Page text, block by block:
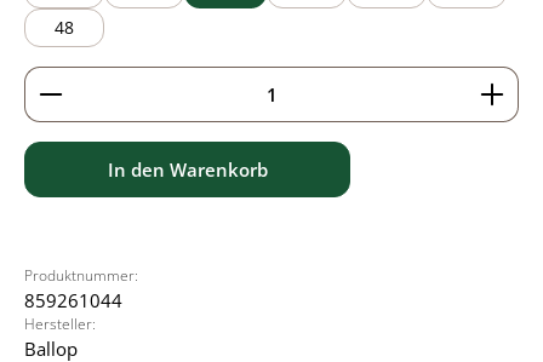
48
Produkt Anzahl: Gib den gewünschten Wert ein
In den Warenkorb
Produktnummer:
859261044
Hersteller:
Ballop